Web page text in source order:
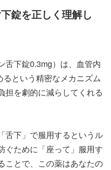
錠を正しく理解し
舌下錠0.3mg）は、血管内
という精密なメカニズム
担を劇的に減らしてくれる
舌下」で服用するというル
ぐために「座って」服用す
ことで、この薬はあなたの